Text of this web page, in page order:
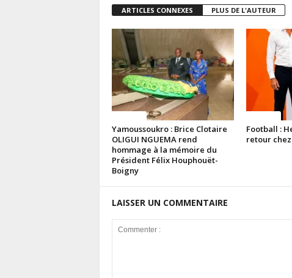
ARTICLES CONNEXES PLUS DE L'AUTEUR
Yamoussoukro : Brice Clotaire
OLIGUI NGUEMA rend
hommage à la mémoire du
Président Félix Houphouët-
Boigny
Football :
retour
LAISSER UN COMMENTAIRE